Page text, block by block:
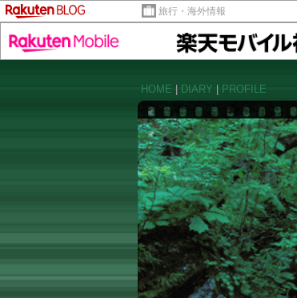
旅行・海外情報
HOME DIARY PROFILE